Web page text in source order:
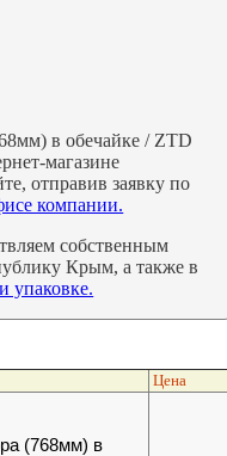
в обечайке / ZTD
магазине
отправив заявку по
компании.
собственным
Крым, а также в
упаковке.
Цена
(768мм) в